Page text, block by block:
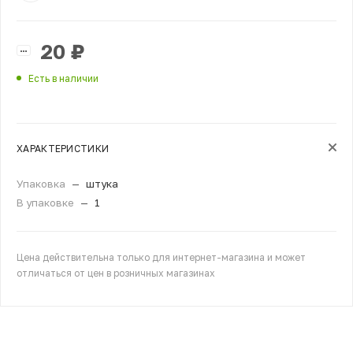
20 ₽
Есть в наличии
ХАРАКТЕРИСТИКИ
Упаковка — штука
В упаковке
— 1
Цена действительна только для интернет-магазина и может
отличаться от цен в розничных магазинах